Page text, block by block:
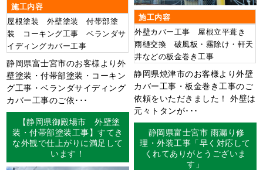
施工内容
屋根塗装 外壁塗装 付帯部塗
装 コーキング工事 ベランダサ
イディングカバー工事
静岡県富士宮市のお客様より外
壁塗装・付帯部塗装・コーキン
グ工事・ベランダサイディング
カバー工事のご依･･･
施工内容
外壁カバー工事 屋根立平葺き
雨樋交換 破風板・霧除け・軒天
井などの板金巻き工事
静岡県焼津市のお客様より外壁
カバー工事・板金巻き工事のご
依頼をいただきました！ 外壁は
元々トタンが･･･
【静岡県御殿場市 外壁塗
装・付帯部塗装工事】すてき
な外観で仕上がりに満足して
います！
静岡県富士宮市 雨漏り修
理・外装工事「早く対応して
くれてありがとうございま
す」